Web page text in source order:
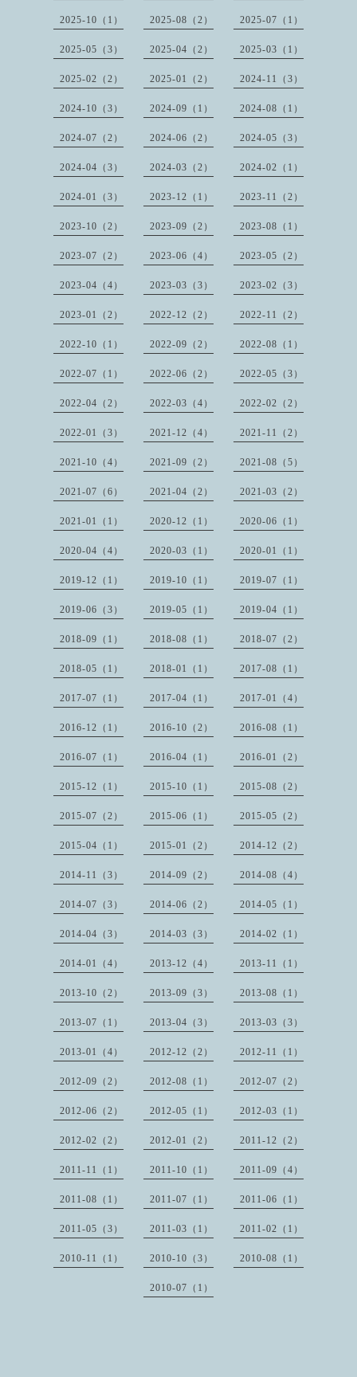
2025-10（1） 2025-08（2） 2025-07（1）
2025-05（3） 2025-04（2） 2025-03（1）
2025-02（2） 2025-01（2） 2024-11（3）
2024-10（3） 2024-09（1） 2024-08（1）
2024-07（2） 2024-06（2） 2024-05（3）
2024-04（3） 2024-03（2） 2024-02（1）
2024-01（3） 2023-12（1） 2023-11（2）
2023-10（2） 2023-09（2） 2023-08（1）
2023-07（2） 2023-06（4） 2023-05（2）
2023-04（4） 2023-03（3） 2023-02（3）
2023-01（2） 2022-12（2） 2022-11（2）
2022-10（1） 2022-09（2） 2022-08（1）
2022-07（1） 2022-06（2） 2022-05（3）
2022-04（2） 2022-03（4） 2022-02（2）
2022-01（3） 2021-12（4） 2021-11（2）
2021-10（4） 2021-09（2） 2021-08（5）
2021-07（6） 2021-04（2） 2021-03（2）
2021-01（1） 2020-12（1） 2020-06（1）
2020-04（4） 2020-03（1） 2020-01（1）
2019-12（1） 2019-10（1） 2019-07（1）
2019-06（3） 2019-05（1） 2019-04（1）
2018-09（1） 2018-08（1） 2018-07（2）
2018-05（1） 2018-01（1） 2017-08（1）
2017-07（1） 2017-04（1） 2017-01（4）
2016-12（1） 2016-10（2） 2016-08（1）
2016-07（1） 2016-04（1） 2016-01（2）
2015-12（1） 2015-10（1） 2015-08（2）
2015-07（2） 2015-06（1） 2015-05（2）
2015-04（1） 2015-01（2） 2014-12（2）
2014-11（3） 2014-09（2） 2014-08（4）
2014-07（3） 2014-06（2） 2014-05（1）
2014-04（3） 2014-03（3） 2014-02（1）
2014-01（4） 2013-12（4） 2013-11（1）
2013-10（2） 2013-09（3） 2013-08（1）
2013-07（1） 2013-04（3） 2013-03（3）
2013-01（4） 2012-12（2） 2012-11（1）
2012-09（2） 2012-08（1） 2012-07（2）
2012-06（2） 2012-05（1） 2012-03（1）
2012-02（2） 2012-01（2） 2011-12（2）
2011-11（1） 2011-10（1） 2011-09（4）
2011-08（1） 2011-07（1） 2011-06（1）
2011-05（3） 2011-03（1） 2011-02（1）
2010-11（1） 2010-10（3） 2010-08（1）
2010-07（1）